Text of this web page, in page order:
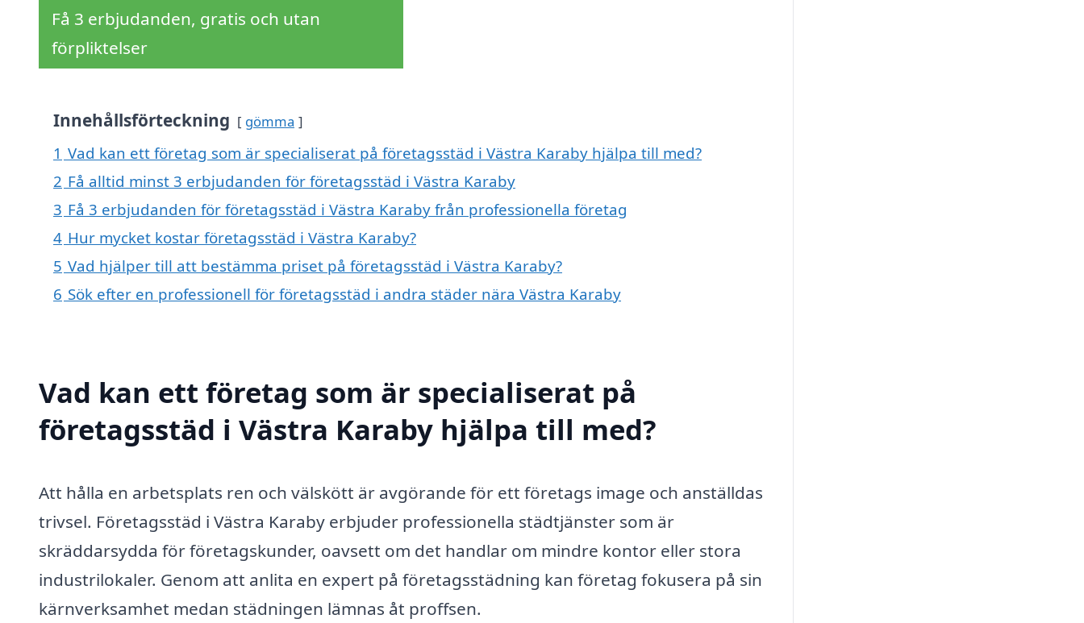
Få 3 erbjudanden, gratis och utan
förpliktelser
Innehållsförteckning gömma
1 Vad kan ett företag som är specialiserat på företagsstäd i Västra Karaby hjälpa till med?
2 Få alltid minst 3 erbjudanden för företagsstäd i Västra Karaby
3 Få 3 erbjudanden för företagsstäd i Västra Karaby från professionella företag
4 Hur mycket kostar företagsstäd i Västra Karaby?
5 Vad hjälper till att bestämma priset på företagsstäd i Västra Karaby?
6 Sök efter en professionell för företagsstäd i andra städer nära Västra Karaby
Vad kan ett företag som är specialiserat på
företagsstäd i Västra Karaby hjälpa till med?
Att hålla en arbetsplats ren och välskött är avgörande för ett företags image och anställdas
trivsel. Företagsstäd i Västra Karaby erbjuder professionella städtjänster som är
skräddarsydda för företagskunder, oavsett om det handlar om mindre kontor eller stora
industrilokaler. Genom att anlita en expert på företagsstädning kan företag fokusera på sin
kärnverksamhet medan städningen lämnas åt proffsen.